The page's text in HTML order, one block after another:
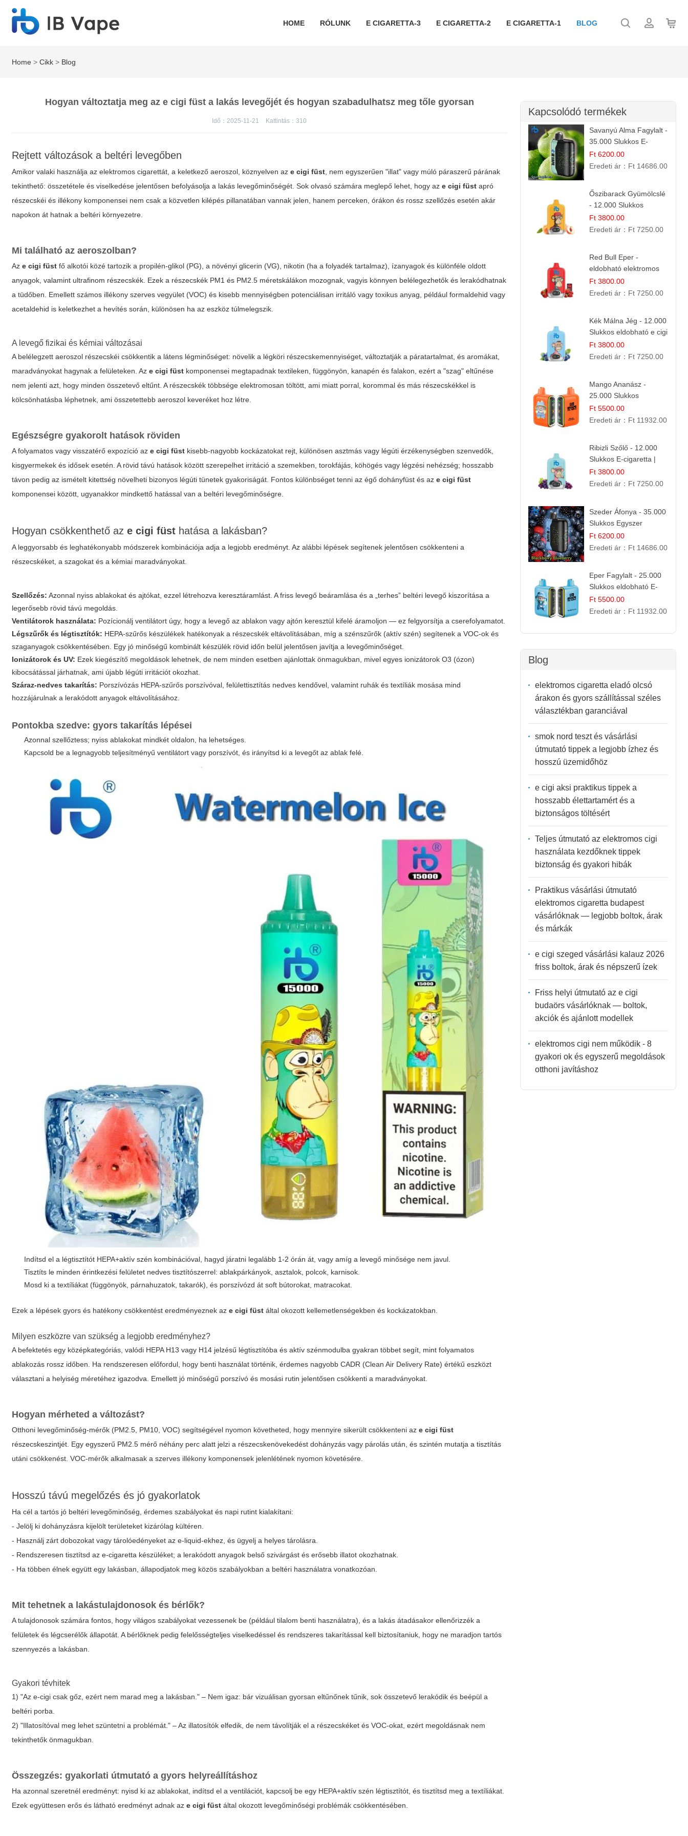
HOME RÓLUNK E CIGARETTA-3 E CIGARETTA-2 E CIGARETTA-1 BLOG
Home >Cikk > Blog
Hogyan változtatja meg az e cigi füst a lakás levegőjét és hogyan szabadulhatsz meg tőle gyorsan
Idő：2025-11-21 Kattintás：310
Rejtett változások a beltéri levegőben
Amikor valaki használja az elektromos cigarettát, a keletkező aeroszol, köznyelven aze cigi füst , nem egyszerűen "illat" vagy múló páraszerű párának
tekinthető: összetétele és viselkedése jelentősen befolyásolja a lakás levegőminőségét. Sok olvasó számára meglepő lehet, hogy aze cigi füst apró
részecskéi és illékony komponensei nem csak a közvetlen kilépés pillanatában vannak jelen, hanem perceken, órákon és rossz szellőzés esetén akár
napokon át hatnak a beltéri környezetre.
Mi található az aeroszolban?
Aze cigi füst fő alkotói közé tartozik a propilén-glikol (PG), a növényi glicerin (VG), nikotin (ha a folyadék tartalmaz), ízanyagok és különféle oldott
anyagok, valamint ultrafinom részecskék. Ezek a részecskék PM1 és PM2.5 méretskálákon mozognak, vagyis könnyen belélegezhetők és lerakódhatnak
a tüdőben. Emellett számos illékony szerves vegyület (VOC) és kisebb mennyiségben potenciálisan irritáló vagy toxikus anyag, például formaldehid vagy
acetaldehid is keletkezhet a hevítés során, különösen ha az eszköz túlmelegszik.
A levegő fizikai és kémiai változásai
A belélegzett aeroszol részecskéi csökkentik a látens légminőséget: növelik a légköri részecskemennyiséget, változtatják a páratartalmat, és aromákat,
maradványokat hagynak a felületeken. Aze cigi füst komponensei megtapadnak textileken, függönyön, kanapén és falakon, ezért a "szag" eltűnése
nem jelenti azt, hogy minden összetevő eltűnt. A részecskék többsége elektromosan töltött, ami miatt porral, korommal és más részecskékkel is
kölcsönhatásba léphetnek, ami összetettebb aeroszol keveréket hoz létre.
Egészségre gyakorolt hatások röviden
A folyamatos vagy visszatérő expozíció aze cigi füst kisebb-nagyobb kockázatokat rejt, különösen asztmás vagy légúti érzékenységben szenvedők,
kisgyermekek és idősek esetén. A rövid távú hatások között szerepelhet irritáció a szemekben, torokfájás, köhögés vagy légzési nehézség; hosszabb
távon pedig az ismételt kitettség növelheti bizonyos légúti tünetek gyakoriságát. Fontos különbséget tenni az égő dohányfüst és aze cigi füst
komponensei között, ugyanakkor mindkettő hatással van a beltéri levegőminőségre.
Hogyan csökkenthető aze cigi füst hatása a lakásban?
A leggyorsabb és leghatékonyabb módszerek kombinációja adja a legjobb eredményt. Az alábbi lépések segítenek jelentősen csökkenteni a
részecskéket, a szagokat és a kémiai maradványokat.
Szellőzés: Azonnal nyiss ablakokat és ajtókat, ezzel létrehozva keresztáramlást. A friss levegő beáramlása és a „terhes” beltéri levegő kiszorítása a
legerősebb rövid távú megoldás.
Ventilátorok használata: Pozícionálj ventilátort úgy, hogy a levegő az ablakon vagy ajtón keresztül kifelé áramoljon — ez felgyorsítja a cserefolyamatot.
Légszűrők és légtisztítók: HEPA-szűrős készülékek hatékonyak a részecskék eltávolításában, míg a szénszűrők (aktív szén) segítenek a VOC-ok és
szaganyagok csökkentésében. Egy jó minőségű kombinált készülék rövid időn belül jelentősen javítja a levegőminőséget.
Ionizátorok és UV: Ezek kiegészítő megoldások lehetnek, de nem minden esetben ajánlottak önmagukban, mivel egyes ionizátorok O3 (ózon)
kibocsátással járhatnak, ami újabb légúti irritációt okozhat.
Száraz-nedves takarítás: Porszívózás HEPA-szűrős porszívóval, felülettisztítás nedves kendővel, valamint ruhák és textíliák mosása mind
hozzájárulnak a lerakódott anyagok eltávolításához.
Pontokba szedve: gyors takarítás lépései
Azonnal szellőztess; nyiss ablakokat mindkét oldalon, ha lehetséges.
Kapcsold be a legnagyobb teljesítményű ventilátort vagy porszívót, és irányítsd ki a levegőt az ablak felé.
Indítsd el a légtisztítót HEPA+aktív szén kombinációval, hagyd járatni legalább 1-2 órán át, vagy amíg a levegő minősége nem javul.
Tisztíts le minden érintkezési felületet nedves tisztítószerrel: ablakpárkányok, asztalok, polcok, karnisok.
Mosd ki a textíliákat (függönyök, párnahuzatok, takarók), és porszívózd át soft bútorokat, matracokat.
Ezek a lépések gyors és hatékony csökkentést eredményeznek aze cigi füst által okozott kellemetlenségekben és kockázatokban.
Milyen eszközre van szükség a legjobb eredményhez?
A befektetés egy középkategóriás, valódi HEPA H13 vagy H14 jelzésű légtisztítóba és aktív szénmodulba gyakran többet segít, mint folyamatos
ablakozás rossz időben. Ha rendszeresen előfordul, hogy benti használat történik, érdemes nagyobb CADR (Clean Air Delivery Rate) értékű eszközt
választani a helyiség méretéhez igazodva. Emellett jó minőségű porszívó és mosási rutin jelentősen csökkenti a maradványokat.
Hogyan mérheted a változást?
Otthoni levegőminőség-mérők (PM2.5, PM10, VOC) segítségével nyomon követheted, hogy mennyire sikerült csökkenteni aze cigi füst
részecskeszintjét. Egy egyszerű PM2.5 mérő néhány perc alatt jelzi a részecskenövekedést dohányzás vagy párolás után, és szintén mutatja a tisztítás
utáni csökkenést. VOC-mérők alkalmasak a szerves illékony komponensek jelenlétének nyomon követésére.
Hosszú távú megelőzés és jó gyakorlatok
Ha cél a tartós jó beltéri levegőminőség, érdemes szabályokat és napi rutint kialakítani:
- Jelölj ki dohányzásra kijelölt területeket kizárólag kültéren.
- Használj zárt dobozokat vagy tárolóedényeket az e-liquid-ekhez, és ügyelj a helyes tárolásra.
- Rendszeresen tisztítsd az e-cigaretta készüléket; a lerakódott anyagok belső szivárgást és erősebb illatot okozhatnak.
- Ha többen élnek együtt egy lakásban, állapodjatok meg közös szabályokban a beltéri használatra vonatkozóan.
Mit tehetnek a lakástulajdonosok és bérlők?
A tulajdonosok számára fontos, hogy világos szabályokat vezessenek be (például tilalom benti használatra), és a lakás átadásakor ellenőrizzék a
felületek és légcserélők állapotát. A bérlőknek pedig felelősségteljes viselkedéssel és rendszeres takarítással kell biztosítaniuk, hogy ne maradjon tartós
szennyezés a lakásban.
Gyakori tévhitek
1) "Az e-cigi csak gőz, ezért nem marad meg a lakásban." – Nem igaz: bár vizuálisan gyorsan eltűnőnek tűnik, sok összetevő lerakódik és beépül a
beltéri porba.
2) "Illatosítóval meg lehet szüntetni a problémát." – Az illatosítók elfedik, de nem távolítják el a részecskéket és VOC-okat, ezért megoldásnak nem
tekinthetők önmagukban.
Összegzés: gyakorlati útmutató a gyors helyreállításhoz
Ha azonnal szeretnél eredményt: nyisd ki az ablakokat, indítsd el a ventilációt, kapcsolj be egy HEPA+aktív szén légtisztítót, és tisztítsd meg a textíliákat.
Ezek együttesen erős és látható eredményt adnak aze cigi füst által okozott levegőminőségi problémák csökkentésében.
Kapcsolódó termékek
Savanyú Alma Fagylalt -
35.000 Slukkos E-
cigaretta | IBVape Bar
Ft 6200.00
Eredeti ár： Ft 14686.00
Őszibarack Gyümölcslé
- 12.000 Slukkos
eldobható e-Cigaretta |
Friss Gyümölcs Íz
Ft 3800.00
Eredeti ár： Ft 7250.00
Red Bull Eper -
eldobható elektromos
cigi | Energizáló
Gyümölcs Íz
Ft 3800.00
Eredeti ár： Ft 7250.00
Kék Málna Jég - 12.000
Slukkos eldobható e cigi
| Frissítő Bogyós Íz
Ft 3800.00
Eredeti ár： Ft 7250.00
Mango Ananász -
25.000 Slukkos
eldobható E-cigaretta |
Trópusi Ízélmény
Ft 5500.00
Eredeti ár： Ft 11932.00
Ribizli Szőlő - 12.000
Slukkos E-cigaretta |
Kifinomult Gyümölcs Íz
Ft 3800.00
Eredeti ár： Ft 7250.00
Szeder Áfonya - 35.000
Slukkos Egyszer
Használatos E-cigaretta
| Prémium Ízélmény
Ft 6200.00
Eredeti ár： Ft 14686.00
Eper Fagylalt - 25.000
Slukkos eldobható E-
cigaretta | Édes
Desszert Íz
Ft 5500.00
Eredeti ár： Ft 11932.00
Blog
elektromos cigaretta eladó olcsó
árakon és gyors szállítással széles
választékban garanciával
smok nord teszt és vásárlási
útmutató tippek a legjobb ízhez és
hosszú üzemidőhöz
e cigi aksi praktikus tippek a
hosszabb élettartamért és a
biztonságos töltésért
Teljes útmutató az elektromos cigi
használata kezdőknek tippek
biztonság és gyakori hibák
Praktikus vásárlási útmutató
elektromos cigaretta budapest
vásárlóknak — legjobb boltok, árak
és márkák
e cigi szeged vásárlási kalauz 2026
friss boltok, árak és népszerű ízek
Friss helyi útmutató az e cigi
budaörs vásárlóknak — boltok,
akciók és ajánlott modellek
elektromos cigi nem működik - 8
gyakori ok és egyszerű megoldások
otthoni javításhoz